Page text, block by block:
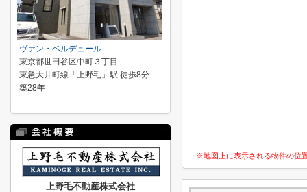
※地図上に表示される物件の位
ヴァン・ベルデュール
東京都世田谷区中町３丁目
東急大井町線「上野毛」駅 徒歩8分
築28年
上野毛不動産株式会社